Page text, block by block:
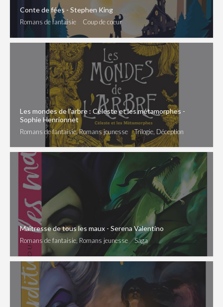
Conte de fées - Stephen King
Romans de fantaisie Coup de coeur
Les mondes de l'arbre : Céleste et les métamorphes -
Sophie Henrionnet
Romans de fantaisie, Romans jeunesse Trilogie, Déception
Maîtresse de tous les maux - Serena Valentino
Romans de fantaisie, Romans jeunesse Saga